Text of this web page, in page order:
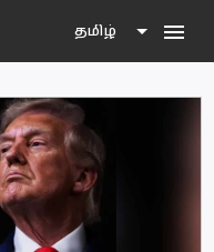
தமிழ் menu